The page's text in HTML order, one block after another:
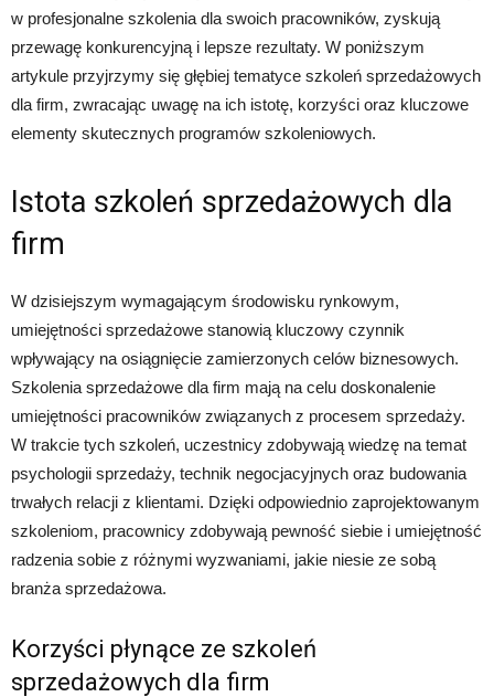
w profesjonalne szkolenia dla swoich pracowników, zyskują
przewagę konkurencyjną i lepsze rezultaty. W poniższym
artykule przyjrzymy się głębiej tematyce szkoleń sprzedażowych
dla firm, zwracając uwagę na ich istotę, korzyści oraz kluczowe
elementy skutecznych programów szkoleniowych.
Istota szkoleń sprzedażowych dla
firm
W dzisiejszym wymagającym środowisku rynkowym,
umiejętności sprzedażowe stanowią kluczowy czynnik
wpływający na osiągnięcie zamierzonych celów biznesowych.
Szkolenia sprzedażowe dla firm mają na celu doskonalenie
umiejętności pracowników związanych z procesem sprzedaży.
W trakcie tych szkoleń, uczestnicy zdobywają wiedzę na temat
psychologii sprzedaży, technik negocjacyjnych oraz budowania
trwałych relacji z klientami. Dzięki odpowiednio zaprojektowanym
szkoleniom, pracownicy zdobywają pewność siebie i umiejętność
radzenia sobie z różnymi wyzwaniami, jakie niesie ze sobą
branża sprzedażowa.
Korzyści płynące ze szkoleń
sprzedażowych dla firm